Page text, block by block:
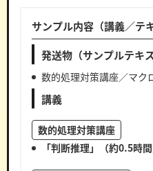
サンプル内容（講義／テ
発送物（サンプルテキス
数的処理対策講座／マク
講義
数的処理対策講座
「判断推理」（約0.5時間